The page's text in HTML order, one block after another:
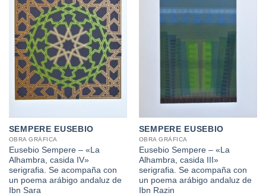
SEMPERE EUSEBIO
OBRA GRÁFICA
Eusebio Sempere – «La
Alhambra, casida IV»
serigrafia. Se acompaña con
un poema arábigo andaluz de
Ibn Sara
SEMPERE EUSEBIO
OBRA GRÁFICA
Eusebio Sempere – «La
Alhambra, casida III»
serigrafia. Se acompaña con
un poema arábigo andaluz de
Ibn Razin